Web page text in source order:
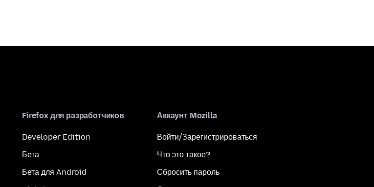
Firefox для разработчиков
Developer Edition
Бета
Бета для Android
Аккаунт Mozilla
Войти/Зарегистрироваться
Что это такое?
Сбросить пароль